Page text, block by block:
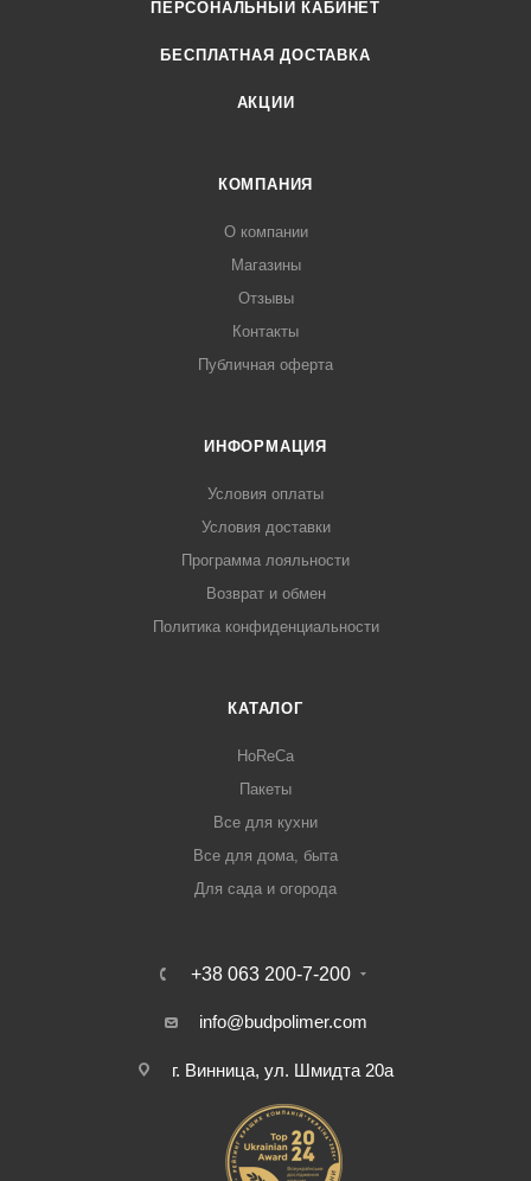
ПЕРСОНАЛЬНЫЙ КАБИНЕТ
БЕСПЛАТНАЯ ДОСТАВКА
АКЦИИ
КОМПАНИЯ
О компании
Магазины
Отзывы
Контакты
Публичная оферта
ИНФОРМАЦИЯ
Условия оплаты
Условия доставки
Программа лояльности
Возврат и обмен
Политика конфиденциальности
КАТАЛОГ
HoReCa
Пакеты
Все для кухни
Все для дома, быта
Для сада и огорода
+38 063 200-7-200
info@budpolimer.com
г. Винница, ул. Шмидта 20а